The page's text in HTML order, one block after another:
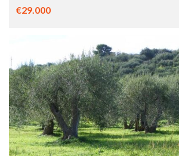
€29.000